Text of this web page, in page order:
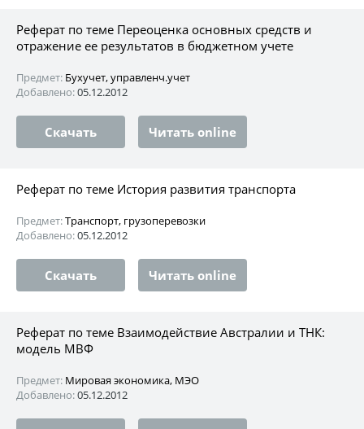
Реферат по теме Переоценка основных средств и
отражение ее результатов в бюджетном учете
Предмет: Бухучет, управленч.учет
Добавлено:05.12.2012
Скачать Читать online
Реферат по теме История развития транспорта
Предмет:Транспорт, грузоперевозки
Добавлено:05.12.2012
Скачать Читать online
Реферат по теме Взаимодействие Австралии и ТНК:
модель МВФ
Предмет: Мировая экономика, МЭО
Добавлено:05.12.2012